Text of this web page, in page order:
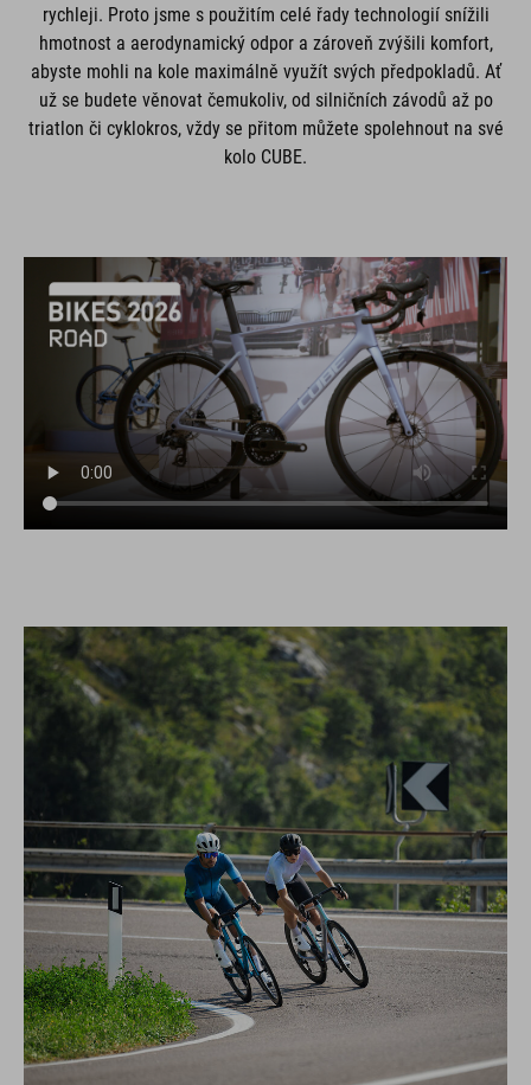
rychleji. Proto jsme s použitím celé řady technologií snížili
hmotnost a aerodynamický odpor a zároveň zvýšili komfort,
abyste mohli na kole maximálně využít svých předpokladů. Ať
už se budete věnovat čemukoliv, od silničních závodů až po
triatlon či cyklokros, vždy se přitom můžete spolehnout na své
kolo CUBE.